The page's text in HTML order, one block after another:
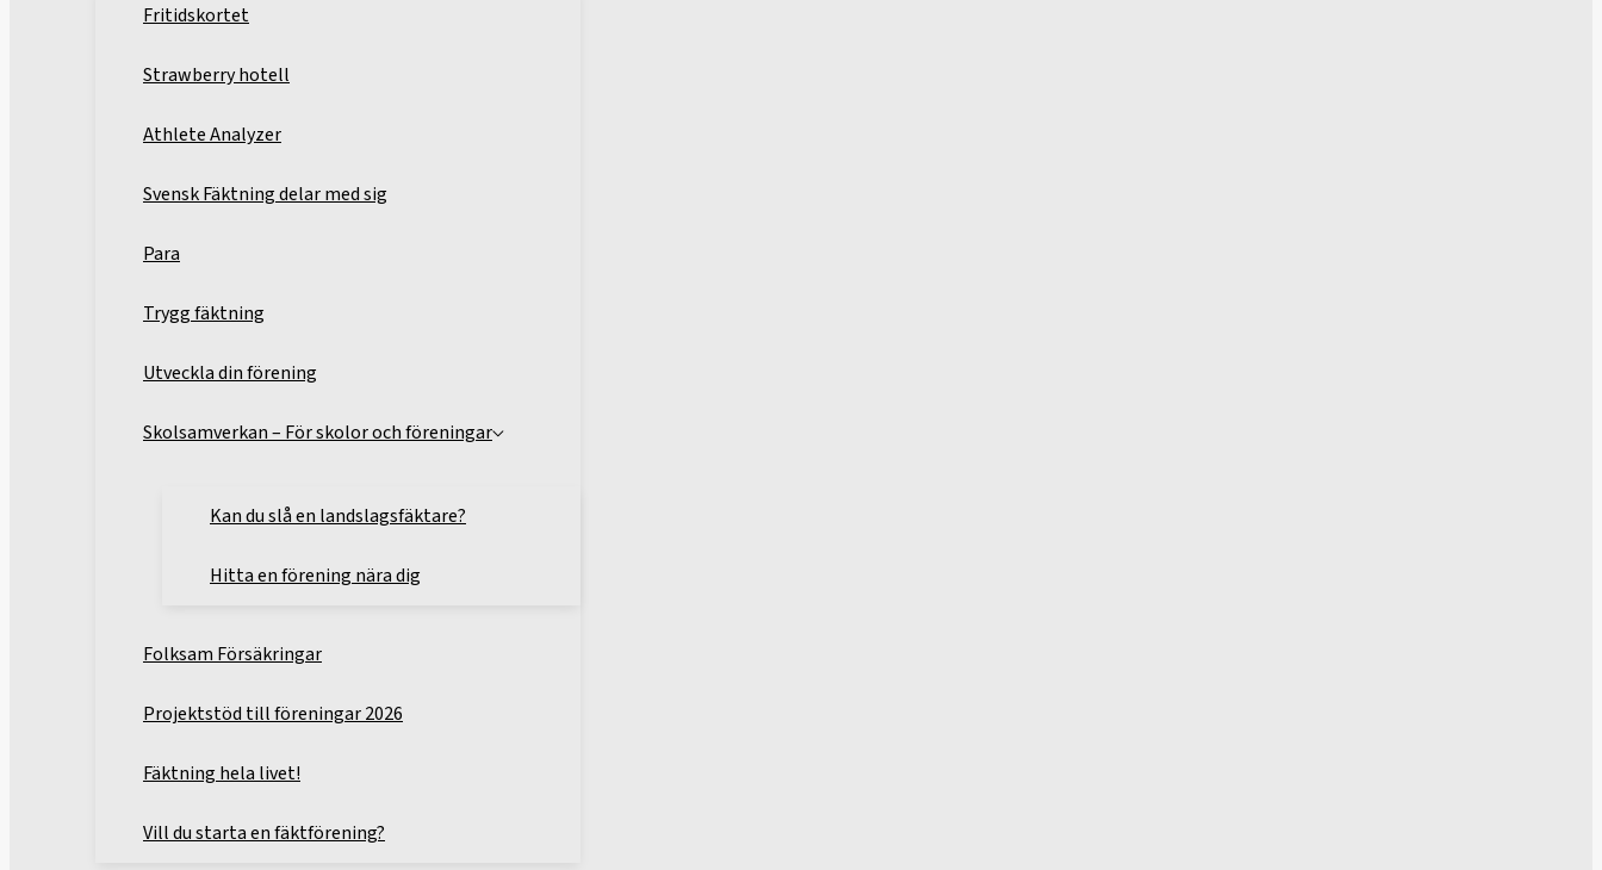
Fritidskortet
Strawberry hotell
Athlete Analyzer
Svensk Fäktning delar med sig
Para
Trygg fäktning
Utveckla din förening
Skolsamverkan – För skolor och föreningar
Kan du slå en landslagsfäktare?
Hitta en förening nära dig
Folksam Försäkringar
Projektstöd till föreningar 2026
Fäktning hela livet!
Vill du starta en fäktförening?